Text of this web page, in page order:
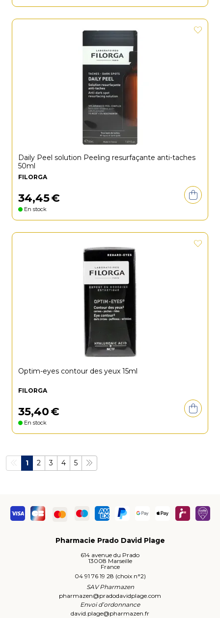
Daily Peel solution Peeling resurfaçante anti-taches
50ml
FILORGA
34,45€
En stock
Optim-eyes contour des yeux 15ml
FILORGA
35,40€
En stock
1 2 3 4 5
Pharmacie Prado David Plage
614 avenue du Prado
13008 Marseille
France
04 91 76 19 28 (choix n°2)
SAV Pharmazen
pharmazen@pradodavidplage.com
Envoi d’ordonnance
david.plage@pharmazen.fr